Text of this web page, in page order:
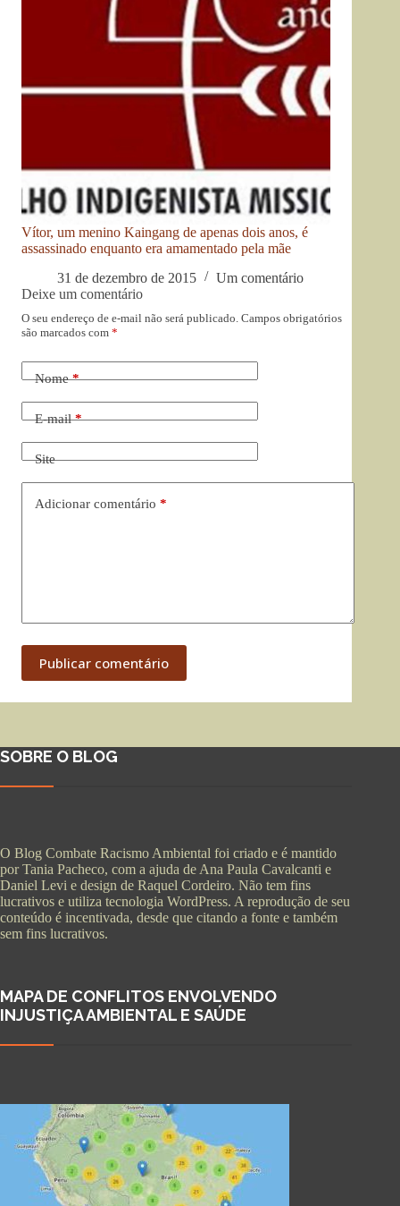
Vítor, um menino Kaingang de apenas dois anos, é
assassinado enquanto era amamentado pela mãe
31 de dezembro de 2015
Um comentário
Deixe um comentário
O seu endereço de e-mail não será publicado. Campos obrigatórios
são marcados com *
Nome*
E-mail*
Site
Adicionar comentário *
Publicar comentário
SOBRE O BLOG
O Blog Combate Racismo Ambiental foi criado e é mantido
por Tania Pacheco, com a ajuda de Ana Paula Cavalcanti e
Daniel Levi e design de Raquel Cordeiro. Não tem fins
lucrativos e utiliza tecnologia WordPress. A reprodução de seu
conteúdo é incentivada, desde que citando a fonte e também
sem fins lucrativos.
MAPA DE CONFLITOS ENVOLVENDO
INJUSTIÇA AMBIENTAL E SAÚDE